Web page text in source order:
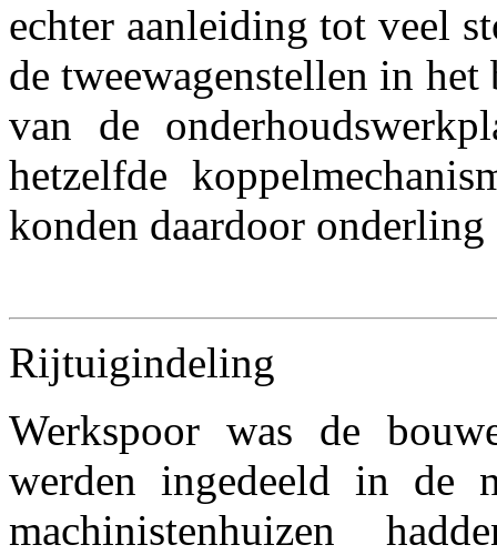
echter aanleiding tot veel
de tweewagenstellen in
van de
hetzelfde
konden daardoor
Rijtuigindeling
Werkspoor was de
werden ingedeeld in de
machinistenhuizen